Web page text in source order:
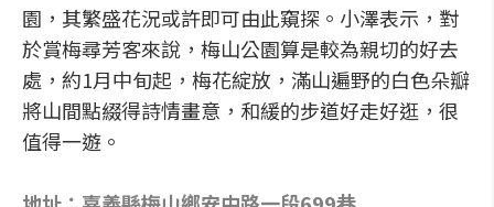
園，其繁盛花況或許即可由此窺探。小澤表示，對
於賞梅尋芳客來說，梅山公園算是較為親切的好去
處，約1月中旬起，梅花綻放，滿山遍野的白色朵瓣
將山間點綴得詩情畫意，和緩的步道好走好逛，很
值得一遊。